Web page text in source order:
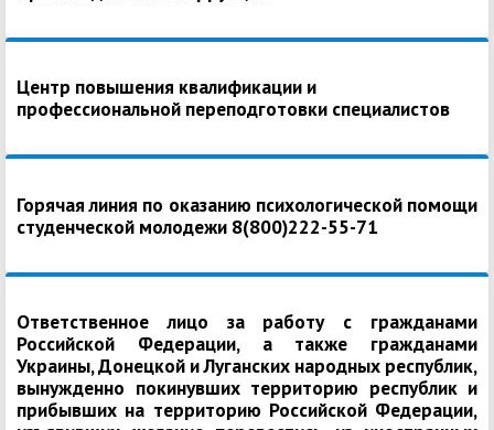
Центр повышения квалификации и
профессиональной переподготовки специалистов
Горячая линия по оказанию психологической помощи
студенческой молодежи 8(800)222-55-71
Ответственное лицо за работу с гражданами
Российской Федерации, а также гражданами
Украины, Донецкой и Луганских народных республик,
вынужденно покинувших территорию республик и
прибывших на территорию Российской Федерации,